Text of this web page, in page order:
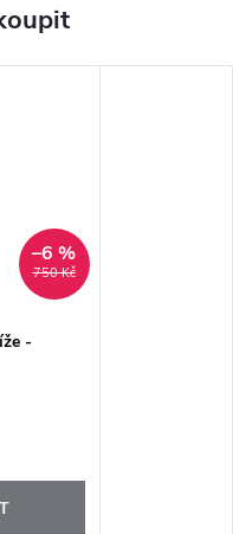
750 Kč
–6 %
-